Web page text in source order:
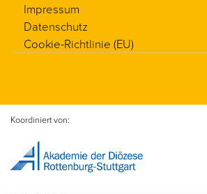
Impressum
Datenschutz
Cookie-Richtlinie (EU)
Koordiniert von: